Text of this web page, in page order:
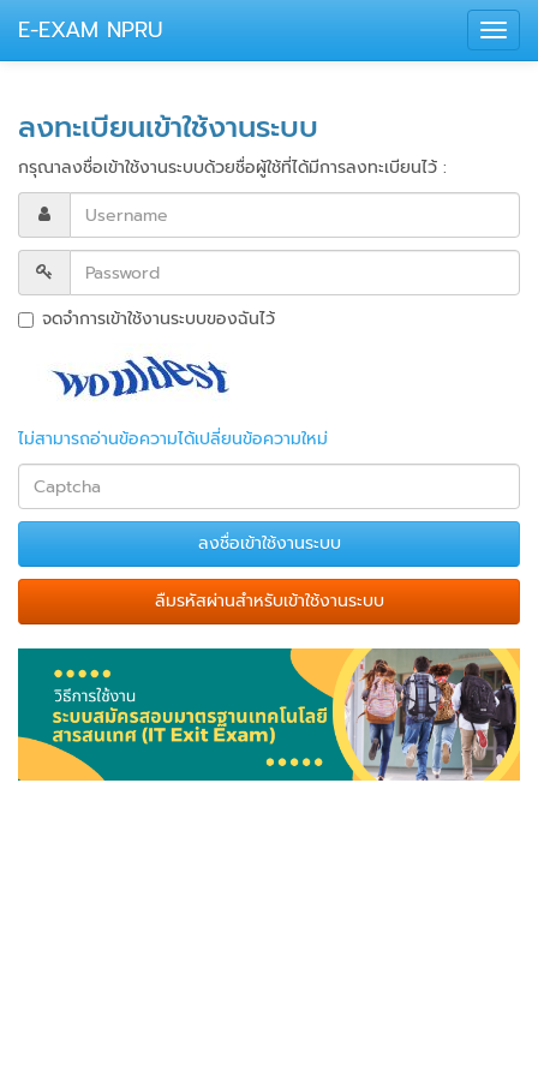
E-EXAM NPRU
ลงทะเบียนเข้าใช้งานระบบ
กรุณาลงชื่อเข้าใช้งานระบบด้วยชื่อผู้ใช้ที่ได้มีการลงทะเบียนไว้ :
จดจำการเข้าใช้งานระบบของฉันไว้
ไม่สามารถอ่านข้อความได้เปลี่ยนข้อความใหม่
ลืมรหัสผ่านสำหรับเข้าใช้งานระบบ